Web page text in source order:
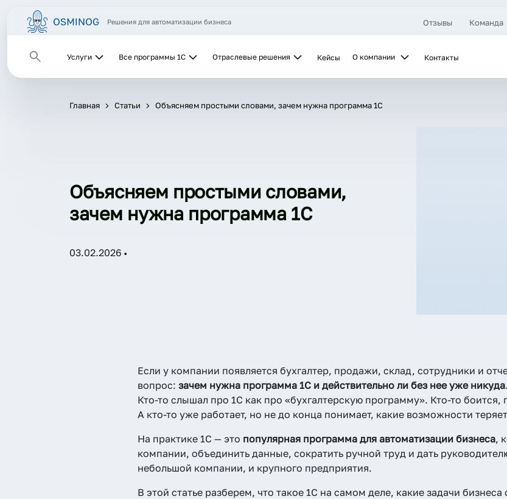
Решения для автоматизации бизнеса Отзывы Команда
Услуги Все программы 1С Отраслевые решения Кейсы О компании Контакты
Главная Статьи Объясняем простыми словами, зачем нужна программа 1С
Объясняем простыми словами,
зачем нужна программа 1С
03.02.2026
Если у компании появляется бухгалтер, продажи, склад, сотрудники и
вопрос: зачем нужна программа 1С и действительно ли без нее уже никуда.
Кто-то слышал про 1С как про «бухгалтерскую программу». Кто-то
А кто-то уже работает, но не до конца понимает, какие возможности
На практике 1С — это популярная программа для автоматизации бизнеса,
компании, объединить данные, сократить ручной труд и дать
небольшой компании, и крупного предприятия.
В этой статье разберем, что такое 1С на самом деле, какие задачи